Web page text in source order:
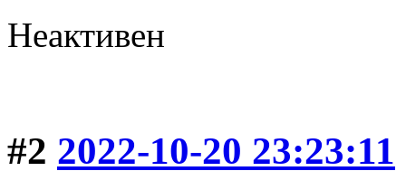
Неактивен
#2 2022-10-20 23:23:11